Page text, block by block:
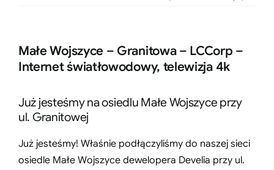
Małe Wojszyce – Granitowa – LCCorp –
Internet światłowodowy, telewizja 4k
Już jesteśmy na osiedlu Małe Wojszyce przy
ul. Granitowej
Już jesteśmy! Właśnie podłączyliśmy do naszej sieci
osiedle Małe Wojszyce dewelopera Develia przy ul.